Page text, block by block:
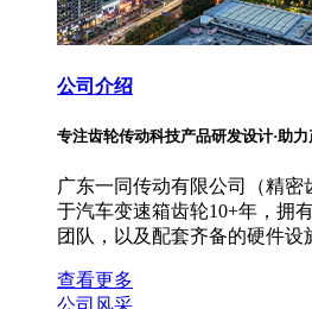
公司介绍
专注齿轮传动科技产品研发设计·助
广东一同传动有限公司（精
于汽车变速箱齿轮10+年，拥
团队，以及配套齐备的硬件设
查看更多
公司风采